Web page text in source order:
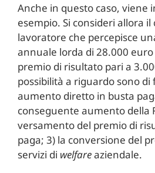
Anche in questo caso, viene
esempio. Si consideri allora
lavoratore che percepisce
annuale lorda di 28.000
premio di risultato pari a
possibilità a riguardo sono
aumento diretto in busta
conseguente aumento della
versamento del premio di
paga; 3) la conversione del
servizi di welfareaziendale.